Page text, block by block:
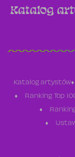
Katalog
Katalog artystów
Ranking Top